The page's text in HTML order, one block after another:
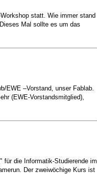
statt. Wie immer stand
Mal sollte es um das
EWE –Vorstand, unser Fablab.
(EWE-Vorstandsmitglied),
für die Informatik-Studierende im
Der zweiwöchige Kurs ist